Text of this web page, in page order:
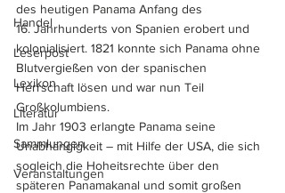
Handel
Leserpost
Lexikon
Literatur
Sammlungen
Veranstaltungen
des heutigen Panama Anfang des
16. Jahrhunderts von Spanien erobert und
kolonialisiert. 1821 konnte sich Panama ohne
Blutvergießen von der spanischen
Herrschaft lösen und war nun Teil
Großkolumbiens.
Im Jahr 1903 erlangte Panama seine
Unabhängigkeit – mit Hilfe der USA, die sich
sogleich die Hoheitsrechte über den
späteren Panamakanal und somit großen